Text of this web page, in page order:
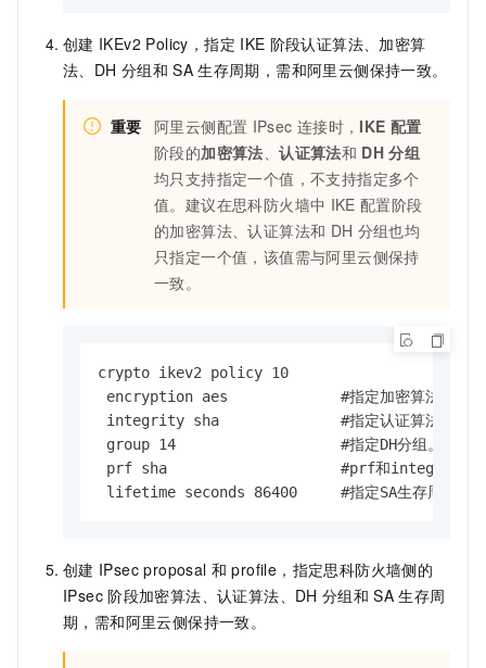
创建 IKEv2 Policy，指定 IKE 阶段认证算法、加密算
法、DH 分组和 SA 生存周期，需和阿里云侧保持一致。
重要 阿里云侧配置 IPsec 连接时， IKE 配置
阶段的加密算法、认证算法和 DH 分组
均只支持指定一个值，不支持指定多个
值。建议在思科防火墙中 IKE 配置阶段
的加密算法、认证算法和 DH 分组也均
只指定一个值，该值需与阿里云侧保持
一致。
crypto ikev2 policy 10
encryption aes             #指定加密算法。
integrity sha              #指定认证算法。
group 14                   #指定DH分组。
prf sha                    #prf和integrity保持一致
lifetime seconds 86400     #指定SA生存周期。
创建 IPsec proposal 和 profile，指定思科防火墙侧的
IPsec 阶段加密算法、认证算法、DH 分组和 SA 生存周
期，需和阿里云侧保持一致。